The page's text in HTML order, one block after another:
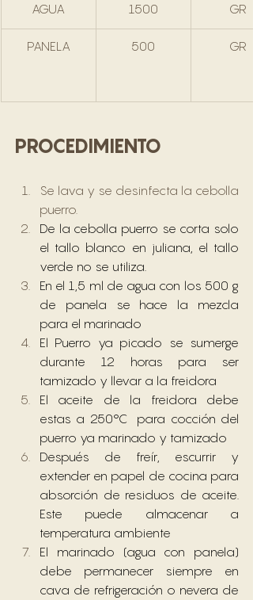
AGUA 1500 GR
PANELA 500 GR
PROCEDIMIENTO
Se lava y se desinfecta la cebolla
puerro.
De la cebolla puerro se corta solo
el tallo blanco en juliana, el tallo
verde no se utiliza.
En el 1,5 ml de agua con los 500 g
de panela se hace la mezcla
para el marinado
El Puerro ya picado se sumerge
durante 12 horas para ser
tamizado y llevar a la freidora
El aceite de la freidora debe
estas a 250°C  para cocción del
puerro ya marinado y tamizado
Después de freír, escurrir y
extender en papel de cocina para
absorción de residuos de aceite.
Este puede almacenar a
temperatura ambiente
El marinado (agua con panela)
debe permanecer siempre en
cava de refrigeración o nevera de